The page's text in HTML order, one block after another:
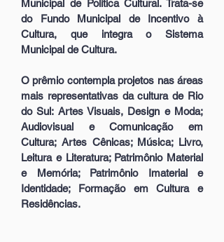
Municipal de Política Cultural. Trata-se
do Fundo Municipal de Incentivo à
Cultura, que integra o Sistema
Municipal de Cultura.
O prêmio contempla projetos nas áreas
mais representativas da cultura de Rio
do Sul: Artes Visuais, Design e Moda;
Audiovisual e Comunicação em
Cultura; Artes Cênicas; Música; Livro,
Leitura e Literatura; Patrimônio Material
e Memória; Patrimônio Imaterial e
Identidade; Formação em Cultura e
Residências.